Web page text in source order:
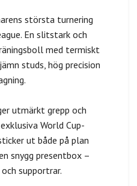
största turnering
En slitstark och
med termiskt
studs, hög precision
utmärkt grepp och
World Cup-
ut både på plan
snygg presentbox –
supportrar.